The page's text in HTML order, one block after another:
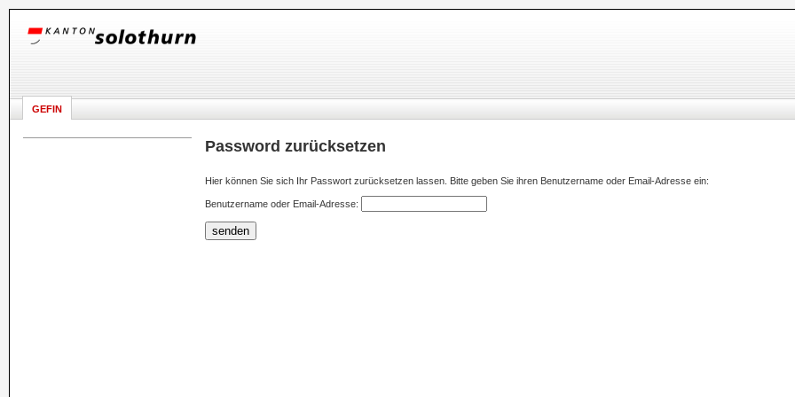
GEFIN
Password zurücksetzen
Hier können Sie sich Ihr Passwort zurücksetzen lassen. Bitte geben Sie ihren Benutzername oder Email-Adresse ein:
Benutzername oder Email-Adresse:
senden